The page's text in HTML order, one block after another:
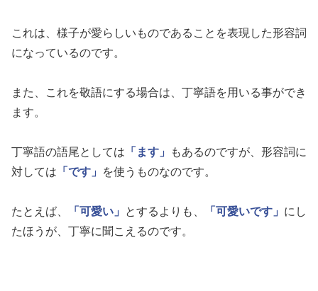
これは、様子が愛らしいものであることを表現した形容詞
になっているのです。
また、これを敬語にする場合は、丁寧語を用いる事ができ
ます。
丁寧語の語尾としては 「ます」
もあるのですが、形容詞に
対しては 「です」 を使うものなのです。
たとえば、 「可愛い」 とするよりも、 「可愛いです」 にし
たほうが、丁寧に聞こえるのです。